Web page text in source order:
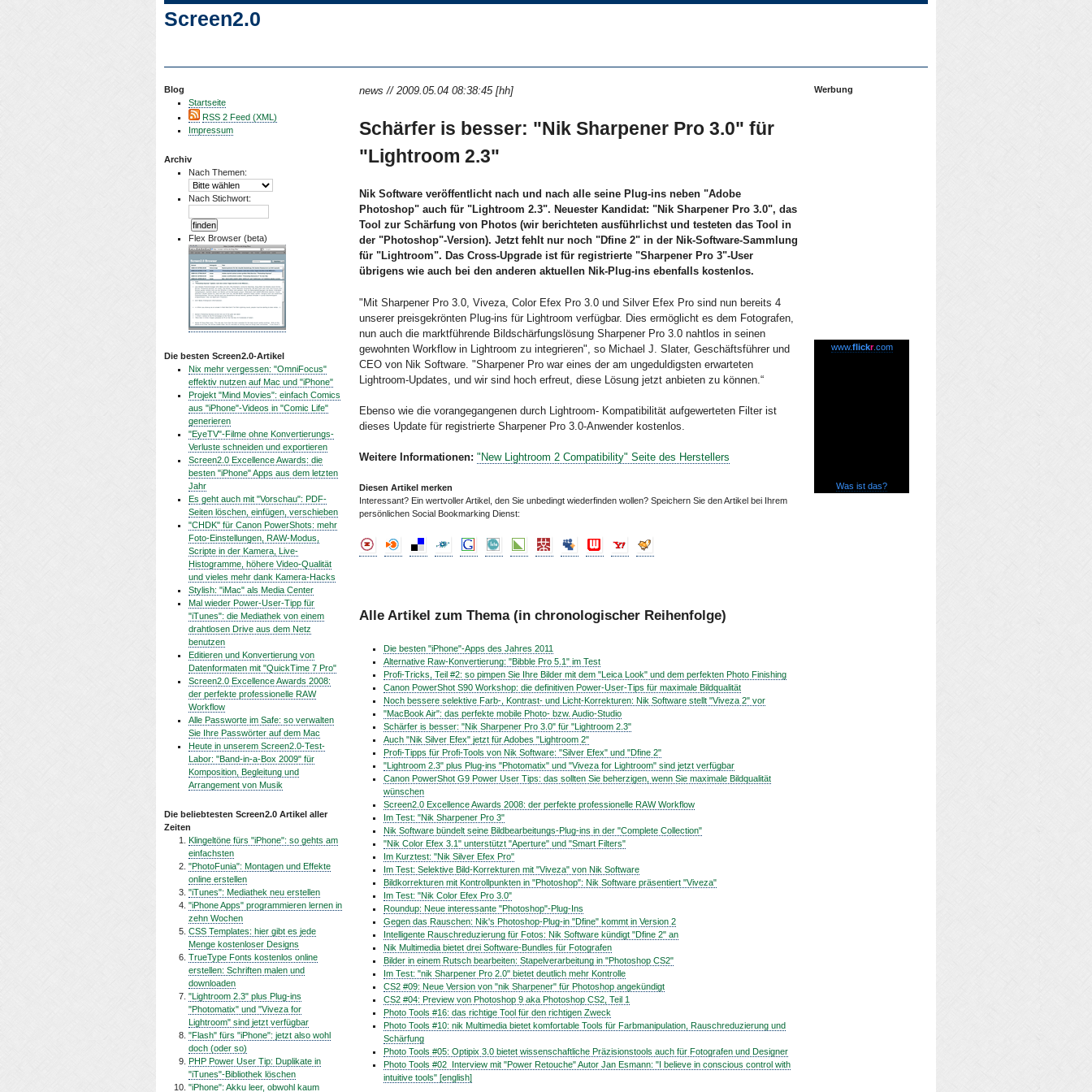
Screen2.0
Blog
Startseite
RSS 2 Feed (XML)
Impressum
Archiv
Nach Themen:
Nach Stichwort:
Flex Browser (beta)
Die besten Screen2.0-Artikel
Nix mehr vergessen: "OmniFocus"
effektiv nutzen auf Mac und "iPhone"
Projekt "Mind Movies": einfach Comics
aus "iPhone"-Videos in "Comic Life"
generieren
"EyeTV"-Filme ohne Konvertierungs-
Verluste schneiden und exportieren
Screen2.0 Excellence Awards: die
besten "iPhone" Apps aus dem letzten
Jahr
Es geht auch mit "Vorschau": PDF-
Seiten löschen, einfügen, verschieben
"CHDK" für Canon PowerShots: mehr
Foto-Einstellungen, RAW-Modus,
Scripte in der Kamera, Live-
Histogramme, höhere Video-Qualität
und vieles mehr dank Kamera-Hacks
Stylish: "iMac" als Media Center
Mal wieder Power-User-Tipp für
"iTunes": die Mediathek von einem
drahtlosen Drive aus dem Netz
benutzen
Editieren und Konvertierung von
Datenformaten mit "QuickTime 7 Pro"
Screen2.0 Excellence Awards 2008:
der perfekte professionelle RAW
Workflow
Alle Passworte im Safe: so verwalten
Sie Ihre Passwörter auf dem Mac
Heute in unserem Screen2.0-Test-
Labor: "Band-in-a-Box 2009" für
Komposition, Begleitung und
Arrangement von Musik
Die beliebtesten Screen2.0 Artikel aller
Zeiten
Klingeltöne fürs "iPhone": so gehts am
einfachsten
"PhotoFunia": Montagen und Effekte
online erstellen
"iTunes": Mediathek neu erstellen
"iPhone Apps" programmieren lernen in
zehn Wochen
CSS Templates: hier gibt es jede
Menge kostenloser Designs
TrueType Fonts kostenlos online
erstellen: Schriften malen und
downloaden
"Lightroom 2.3" plus Plug-ins
"Photomatix" und "Viveza for
Lightroom" sind jetzt verfügbar
"Flash" fürs "iPhone": jetzt also wohl
doch (oder so)
PHP Power User Tip: Duplikate in
"iTunes"-Bibliothek löschen
"iPhone": Akku leer, obwohl kaum
news // 2009.05.04 08:38:45 [hh]
Schärfer is besser: "Nik Sharpener Pro 3.0" für
"Lightroom 2.3"
Nik Software veröffentlicht nach und nach alle seine Plug-ins neben "Adobe
Photoshop" auch für "Lightroom 2.3". Neuester Kandidat: "Nik Sharpener Pro 3.0", das
Tool zur Schärfung von Photos (wir berichteten ausführlichst und testeten das Tool in
der "Photoshop"-Version). Jetzt fehlt nur noch "Dfine 2" in der Nik-Software-Sammlung
für "Lightroom". Das Cross-Upgrade ist für registrierte "Sharpener Pro 3"-User
übrigens wie auch bei den anderen aktuellen Nik-Plug-ins ebenfalls kostenlos.
"Mit Sharpener Pro 3.0, Viveza, Color Efex Pro 3.0 und Silver Efex Pro sind nun bereits 4
unserer preisgekrönten Plug-ins für Lightroom verfügbar. Dies ermöglicht es dem Fotografen,
nun auch die marktführende Bildschärfungslösung Sharpener Pro 3.0 nahtlos in seinen
gewohnten Workflow in Lightroom zu integrieren", so Michael J. Slater, Geschäftsführer und
CEO von Nik Software. "Sharpener Pro war eines der am ungeduldigsten erwarteten
Lightroom-Updates, und wir sind hoch erfreut, diese Lösung jetzt anbieten zu können.“
Ebenso wie die vorangegangenen durch Lightroom- Kompatibilität aufgewerteten Filter ist
dieses Update für registrierte Sharpener Pro 3.0-Anwender kostenlos.
Weitere Informationen: "New Lightroom 2 Compatibility" Seite des Herstellers
Diesen Artikel merken
Interessant? Ein wertvoller Artikel, den Sie unbedingt wiederfinden wollen? Speichern Sie den Artikel bei Ihrem
persönlichen Social Bookmarking Dienst:
Alle Artikel zum Thema (in chronologischer Reihenfolge)
Die besten "iPhone"-Apps des Jahres 2011
Alternative Raw-Konvertierung: "Bibble Pro 5.1" im Test
Profi-Tricks, Teil #2: so pimpen Sie Ihre Bilder mit dem "Leica Look" und dem perfekten Photo Finishing
Canon PowerShot S90 Workshop: die definitiven Power-User-Tips für maximale Bildqualität
Noch bessere selektive Farb-, Kontrast- und Licht-Korrekturen: Nik Software stellt "Viveza 2" vor
"MacBook Air": das perfekte mobile Photo- bzw. Audio-Studio
Schärfer is besser: "Nik Sharpener Pro 3.0" für "Lightroom 2.3"
Auch "Nik Silver Efex" jetzt für Adobes "Lightroom 2"
Profi-Tipps für Profi-Tools von Nik Software: "Silver Efex" und "Dfine 2"
"Lightroom 2.3" plus Plug-ins "Photomatix" und "Viveza for Lightroom" sind jetzt verfügbar
Canon PowerShot G9 Power User Tips: das sollten Sie beherzigen, wenn Sie maximale Bildqualität
wünschen
Screen2.0 Excellence Awards 2008: der perfekte professionelle RAW Workflow
Im Test: "Nik Sharpener Pro 3"
Nik Software bündelt seine Bildbearbeitungs-Plug-ins in der "Complete Collection"
"Nik Color Efex 3.1" unterstützt "Aperture" und "Smart Filters"
Im Kurztest: "Nik Silver Efex Pro"
Im Test: Selektive Bild-Korrekturen mit "Viveza" von Nik Software
Bildkorrekturen mit Kontrollpunkten in "Photoshop": Nik Software präsentiert "Viveza"
Im Test: "Nik Color Efex Pro 3.0"
Roundup: Neue interessante "Photoshop"-Plug-Ins
Gegen das Rauschen: Nik's Photoshop-Plug-in "Dfine" kommt in Version 2
Intelligente Rauschreduzierung für Fotos: Nik Software kündigt "Dfine 2" an
Nik Multimedia bietet drei Software-Bundles für Fotografen
Bilder in einem Rutsch bearbeiten: Stapelverarbeitung in "Photoshop CS2"
Im Test: "nik Sharpener Pro 2.0" bietet deutlich mehr Kontrolle
CS2 #09: Neue Version von "nik Sharpener" für Photoshop angekündigt
CS2 #04: Preview von Photoshop 9 aka Photoshop CS2, Teil 1
Photo Tools #16: das richtige Tool für den richtigen Zweck
Photo Tools #10: nik Multimedia bietet komfortable Tools für Farbmanipulation, Rauschreduzierung und
Schärfung
Photo Tools #05: Optipix 3.0 bietet wissenschaftliche Präzisionstools auch für Fotografen und Designer
Photo Tools #02  Interview mit "Power Retouche" Autor Jan Esmann: "I believe in conscious control with
intuitive tools" [english]
Werbung
www.flickr.com
Was ist das?